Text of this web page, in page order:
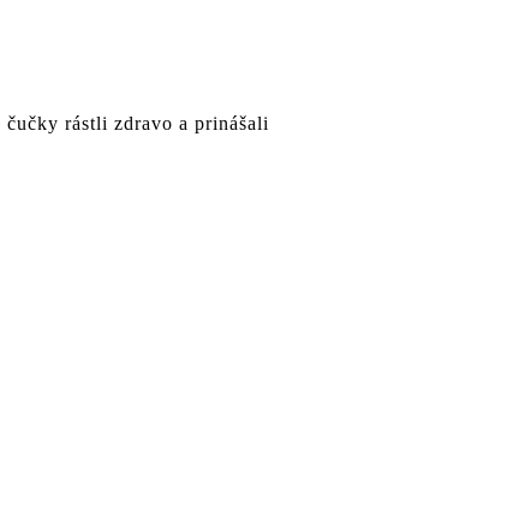
čučky rástli zdravo a prinášali